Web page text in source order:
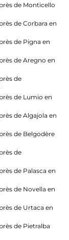
de Monticello
de Corbara en
de Pigna en
de Aregno en
de
de Lumio en
de Algajola en
de Belgodère
de
de Palasca en
de Novella en
de Urtaca en
de Pietralba